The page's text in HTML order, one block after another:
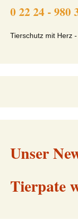
0 22 24 - 980
Tierschutz mit Herz
Unser
Tierpate